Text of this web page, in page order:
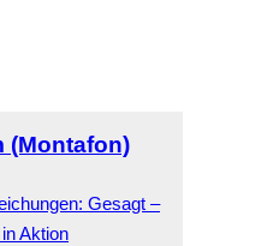
(Montafon)
Gesagt –
Aktion